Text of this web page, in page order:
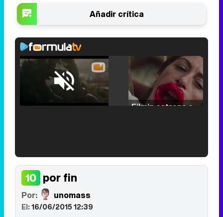
Añadir crítica
Unmute /
Loaded :
'120 Minutos' celebra sus 2.000 programas en Telemadrid con un vídeo del día a día en la redacción
10 por fin
Por: unomass
El:16/06/2015 12:39